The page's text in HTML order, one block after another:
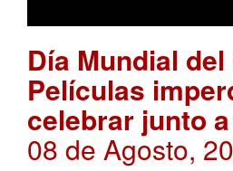
Día Mundial del
Películas
celebrar junto
08 de Agosto,